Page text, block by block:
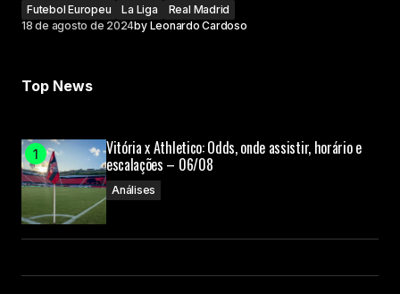
Futebol Europeu La Liga
Real Madrid
18 de agosto de 2024by Leonardo Cardoso
Top News
Vitória x Athletico: Odds, onde assistir, horário e
escalações – 06/08
Análises